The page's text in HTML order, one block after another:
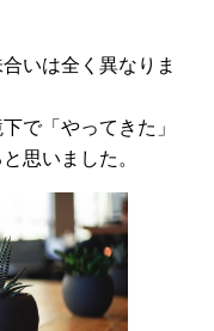
いは全く異なりま
で「やってきた」
思いました。